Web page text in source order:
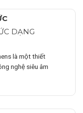
DẠNG
là một thiết
nghệ siêu âm